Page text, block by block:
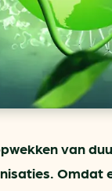
van